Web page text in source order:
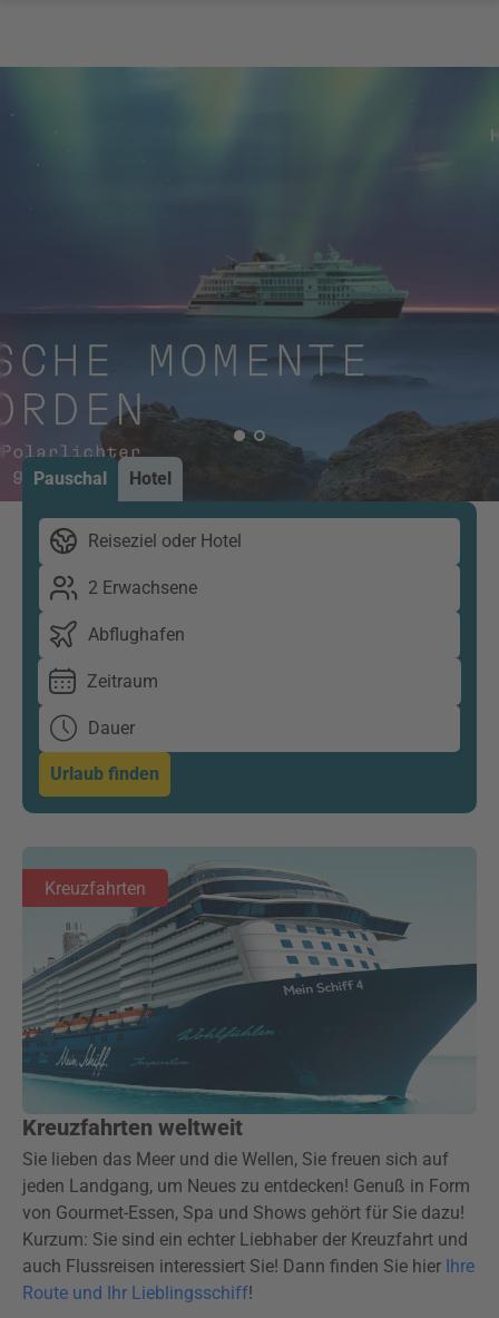
Pauschal Hotel
Reiseziel oder Hotel
2 Erwachsene
Abflughafen
Zeitraum
Dauer
Urlaub finden
Kreuzfahrten
Kreuzfahrten weltweit
Sie lieben das Meer und die Wellen, Sie freuen sich auf
jeden Landgang, um Neues zu entdecken! Genuß in Form
von Gourmet-Essen, Spa und Shows gehört für Sie dazu!
Kurzum: Sie sind ein echter Liebhaber der Kreuzfahrt und
auch Flussreisen interessiert Sie! Dann finden Sie hier Ihre
Route und Ihr Lieblingsschiff!